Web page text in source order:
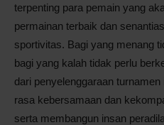
terpenting para pemain yang
permainan terbaik dan
sportivitas. Bagi yang menang
bagi yang kalah tidak perlu
dari penyelenggaraan
rasa kebersamaan dan
serta membangun insan